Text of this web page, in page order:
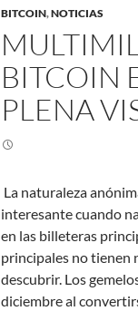
BITCOIN,NOTICIAS
BITCOIN
PLENA
La naturaleza
interesante cuando
en las billeteras
principales no tienen
descubrir. Los
diciembre al